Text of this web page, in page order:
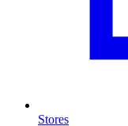
Stores